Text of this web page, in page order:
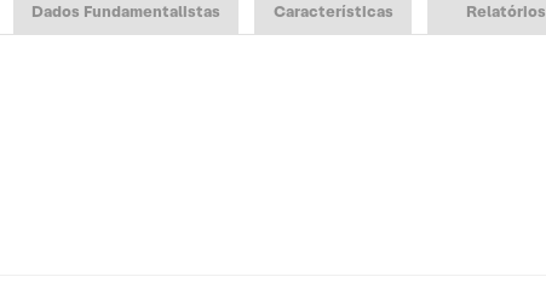
Dados Fundamentalistas Características Relatórios